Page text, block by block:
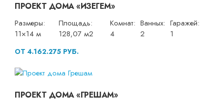
ПРОЕКТ ДОМА «ИЗЕГЕМ»
Размеры:
11×14 м
Площадь:
128,07 м2
Комнат:
4
Ванных:
2
Гаражей:
1
ОТ 4.162.275 РУБ.
ПРОЕКТ ДОМА «ГРЕШАМ»